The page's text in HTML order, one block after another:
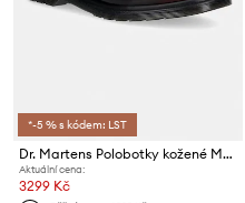
*-5 % s kódem: LST
Dr. Martens Polobotky kožené Mayfare
Aktuální cena:
3299 Kč